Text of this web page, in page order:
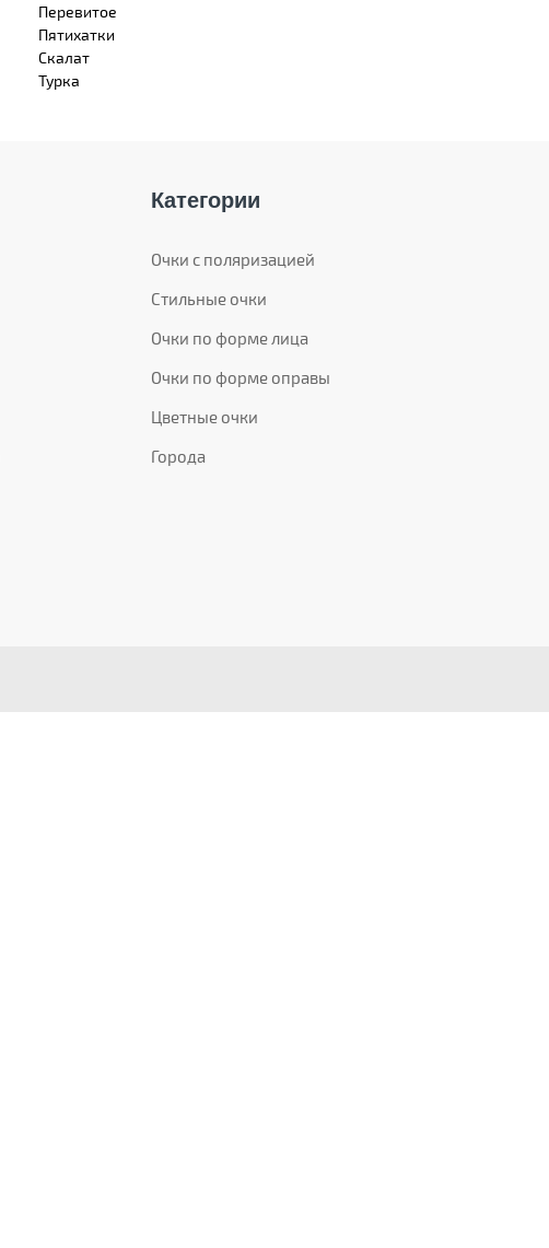
Перевитое
Пятихатки
Скалат
Турка
Категории
Очки с поляризацией
Стильные очки
Очки по форме лица
Очки по форме оправы
Цветные очки
Города